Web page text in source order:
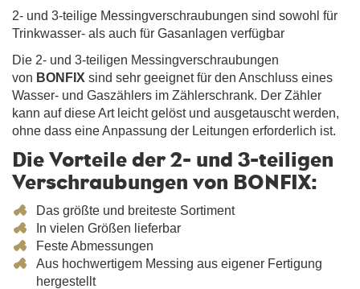
2- und 3-teilige Messingverschraubungen sind sowohl für
Trinkwasser- als auch für Gasanlagen verfügbar
Die 2- und 3-teiligen Messingverschraubungen
von BONFIX sind sehr geeignet für den Anschluss eines
Wasser- und Gaszählers im Zählerschrank. Der Zähler
kann auf diese Art leicht gelöst und ausgetauscht werden,
ohne dass eine Anpassung der Leitungen erforderlich ist.
Die Vorteile der 2- und 3-teiligen
Verschraubungen von BONFIX:
Das größte und breiteste Sortiment
In vielen Größen lieferbar
Feste Abmessungen
Aus hochwertigem Messing aus eigener Fertigung
hergestellt